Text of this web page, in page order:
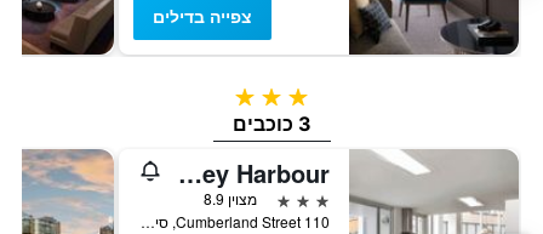
צפייה בדילים
3 כוכבים
3 כוכבים
Yha Sydney Harbour
3 כוכבים
מצוין 8.9
110 Cumberland Street, סידני, NSW, אוסטרליה